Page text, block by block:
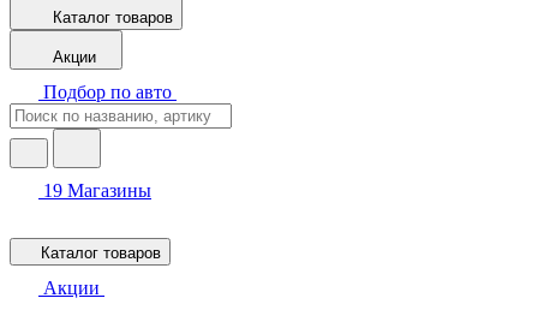
Каталог товаров
Акции
Подбор по авто
19 Магазины
Каталог товаров
Акции